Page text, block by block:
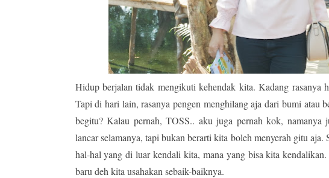
Hidup berjalan tidak mengikuti kehendak kita. Kadang rasanya
Tapi di hari lain, rasanya pengen menghilang aja dari bumi atau
begitu? Kalau pernah, TOSS.. aku juga pernah kok, namanya
lancar selamanya, tapi bukan berarti kita boleh menyerah gitu
hal-hal yang di luar kendali kita, mana yang bisa kita
baru deh kita usahakan sebaik-baiknya.